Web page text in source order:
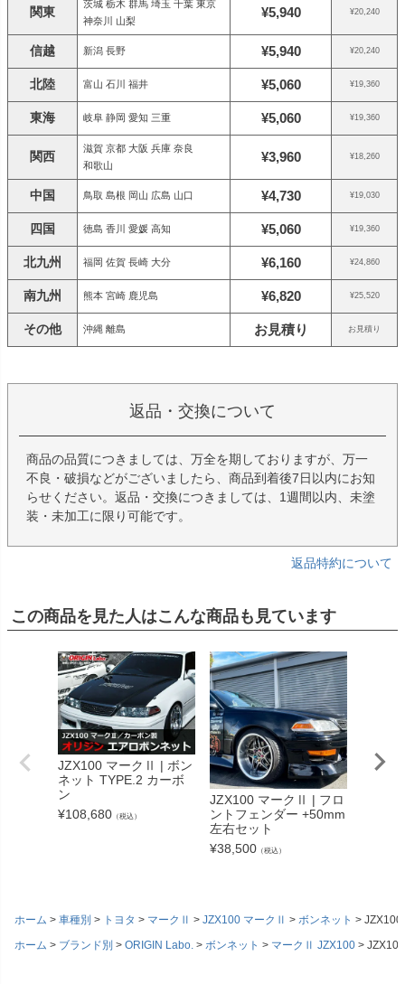
関東
茨城 栃木 群馬 埼玉 千葉 東京
神奈川 山梨
¥5,940 ¥20,240
信越 新潟 長野 ¥5,940 ¥20,240
北陸 富山 石川 福井 ¥5,060 ¥19,360
東海 岐阜 静岡 愛知 三重 ¥5,060 ¥19,360
関西
滋賀 京都 大阪 兵庫 奈良
和歌山
¥3,960 ¥18,260
中国 鳥取 島根 岡山 広島 山口 ¥4,730 ¥19,030
四国 徳島 香川 愛媛 高知 ¥5,060 ¥19,360
北九州 福岡 佐賀 長崎 大分 ¥6,160 ¥24,860
南九州 熊本 宮崎 鹿児島 ¥6,820 ¥25,520
その他 沖縄 離島 お見積り お見積り
返品・交換について
商品の品質につきましては、万全を期しておりますが、万一
不良・破損などがございましたら、商品到着後7日以内にお知
らせください。返品・交換につきましては、1週間以内、未塗
装・未加工に限り可能です。
返品特約について
この商品を見た人はこんな商品も見ています
JZX100 マークⅡ | ボン
ネット TYPE.2 カーボ
ン
¥108,680 （税込）
JZX100 マークⅡ | フロ
ントフェンダー +50mm
左右セット
¥38,500 （税込）
ホーム 車種別 トヨタ マークⅡ JZX100 マークⅡ ボンネット
ホーム
ブランド別 ORIGIN Labo. ボンネット マークⅡ JZX100